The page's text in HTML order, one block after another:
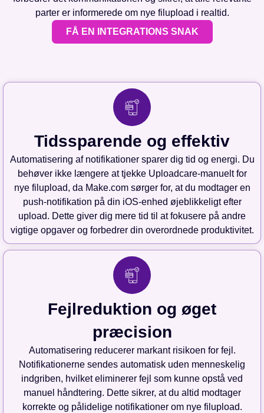
parter er informerede om nye filupload i realtid.
FÅ EN INTEGRATIONS SNAK
Tidssparende og effektiv
Automatisering af notifikationer sparer dig tid og energi. Du
behøver ikke længere at tjekke Uploadcare-manuelt for
nye filupload, da Make.com sørger for, at du modtager en
push-notifikation på din iOS-enhed øjeblikkeligt efter
upload. Dette giver dig mere tid til at fokusere på andre
vigtige opgaver og forbedrer din overordnede produktivitet.
Fejlreduktion og øget
præcision
Automatisering reducerer markant risikoen for fejl.
Notifikationerne sendes automatisk uden menneskelig
indgriben, hvilket eliminerer fejl som kunne opstå ved
manuel håndtering. Dette sikrer, at du altid modtager
korrekte og pålidelige notifikationer om nye filupload.